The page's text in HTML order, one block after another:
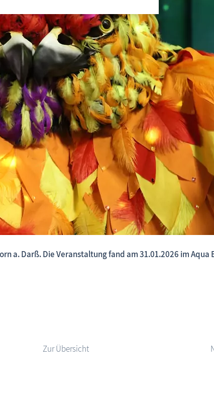
eingestellte Unterkünfte, neue Beiträge, neue
a. Darß. Die Veranstaltung fand am 31.01.2026 im Aqua
Zur Übersicht